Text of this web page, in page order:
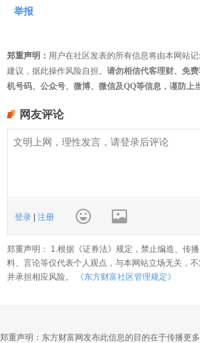
举报
郑重声明： 用户在社区发表的所有信息将由本网站
建议，据此操作风险自担。 请勿相信代客理财、免
机号码、公众号、微博、微信及QQ等信息，谨防上
网友评论
登录 注册
郑重声明： 1.根据《证券法》规定，禁止编造、传
料、言论等仅代表个人观点，与本网站立场无关，
并承担相应风险。
《东方财富社区管理规定》
郑重声明：东方财富网发布此信息的目的在于传播更